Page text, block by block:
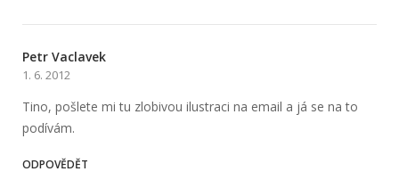
Petr Vaclavek
1. 6. 2012
Tino, pošlete mi tu zlobivou ilustraci na email a já se na to
podívám.
ODPOVĚDĚT